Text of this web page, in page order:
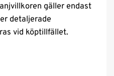
gäller endast
detaljerade
vid köptillfället.